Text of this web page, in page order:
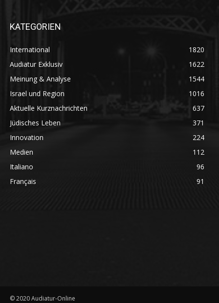
KATEGORIEN
International
1820
Audiatur Exklusiv
1622
Meinung & Analyse
1544
Israel und Region
1016
Aktuelle Kurznachrichten
637
Jüdisches Leben
371
Innovation
224
Medien
112
Italiano
96
Français
91
© 2020 Audiatur-Online